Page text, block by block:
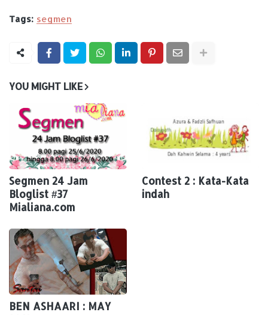
Tags: segmen
YOU MIGHT LIKE
Segmen 24 Jam
Bloglist #37
Mialiana.com
Contest 2 : Kata-Kata
indah
BEN ASHAARI : MAY